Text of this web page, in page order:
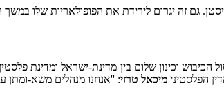
גם זה יגרום לירידת את הפופולאריות שלו במשך
הכיבוש וכינון שלום בין מדינת-ישראל ומדינת
הפלסטיני מיכאל טרזי: ''אנחנו מנהלים משא-ומתן